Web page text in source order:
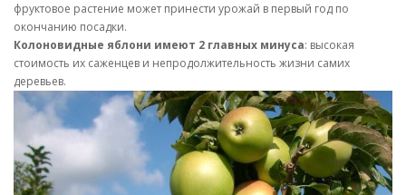
фруктовое растение может принести урожай в первый год по
окончанию посадки.
Колоновидные яблони имеют 2 главных минуса: высокая
стоимость их саженцев и непродолжительность жизни самих
деревьев.